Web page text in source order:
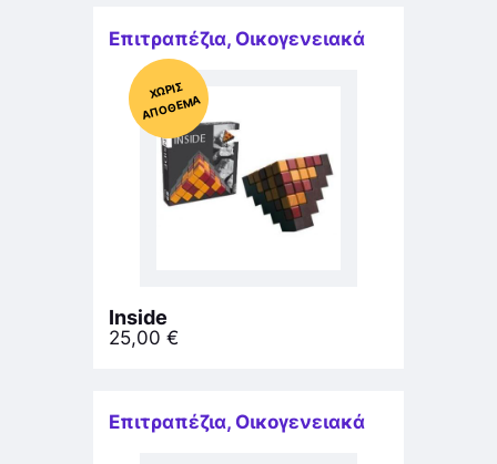
Επιτραπέζια, Οικογενειακά
Χ
ΩΡΊΣ
Α
Π
Ό
ΘΕ
ΜΑ
Inside
25,00 €
Επιτραπέζια, Οικογενειακά